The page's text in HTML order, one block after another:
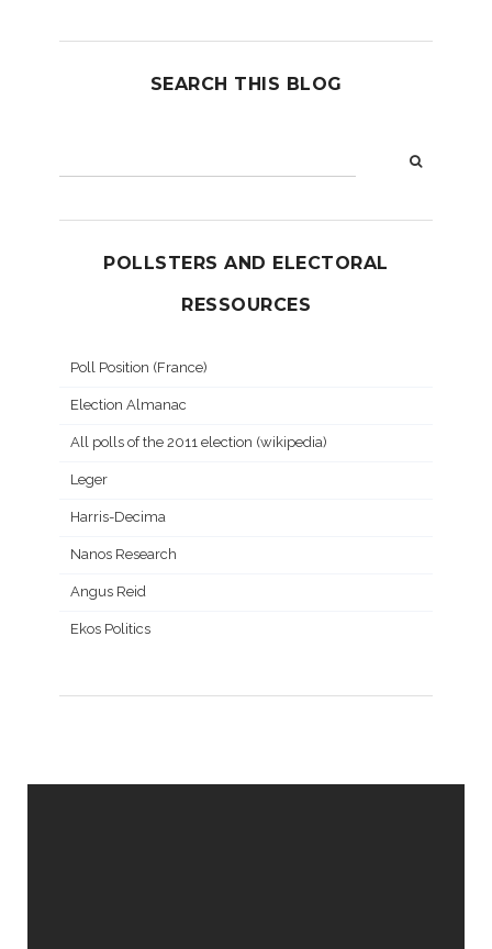
SEARCH THIS BLOG
POLLSTERS AND ELECTORAL
RESSOURCES
Poll Position (France)
Election Almanac
All polls of the 2011 election (wikipedia)
Leger
Harris-Decima
Nanos Research
Angus Reid
Ekos Politics